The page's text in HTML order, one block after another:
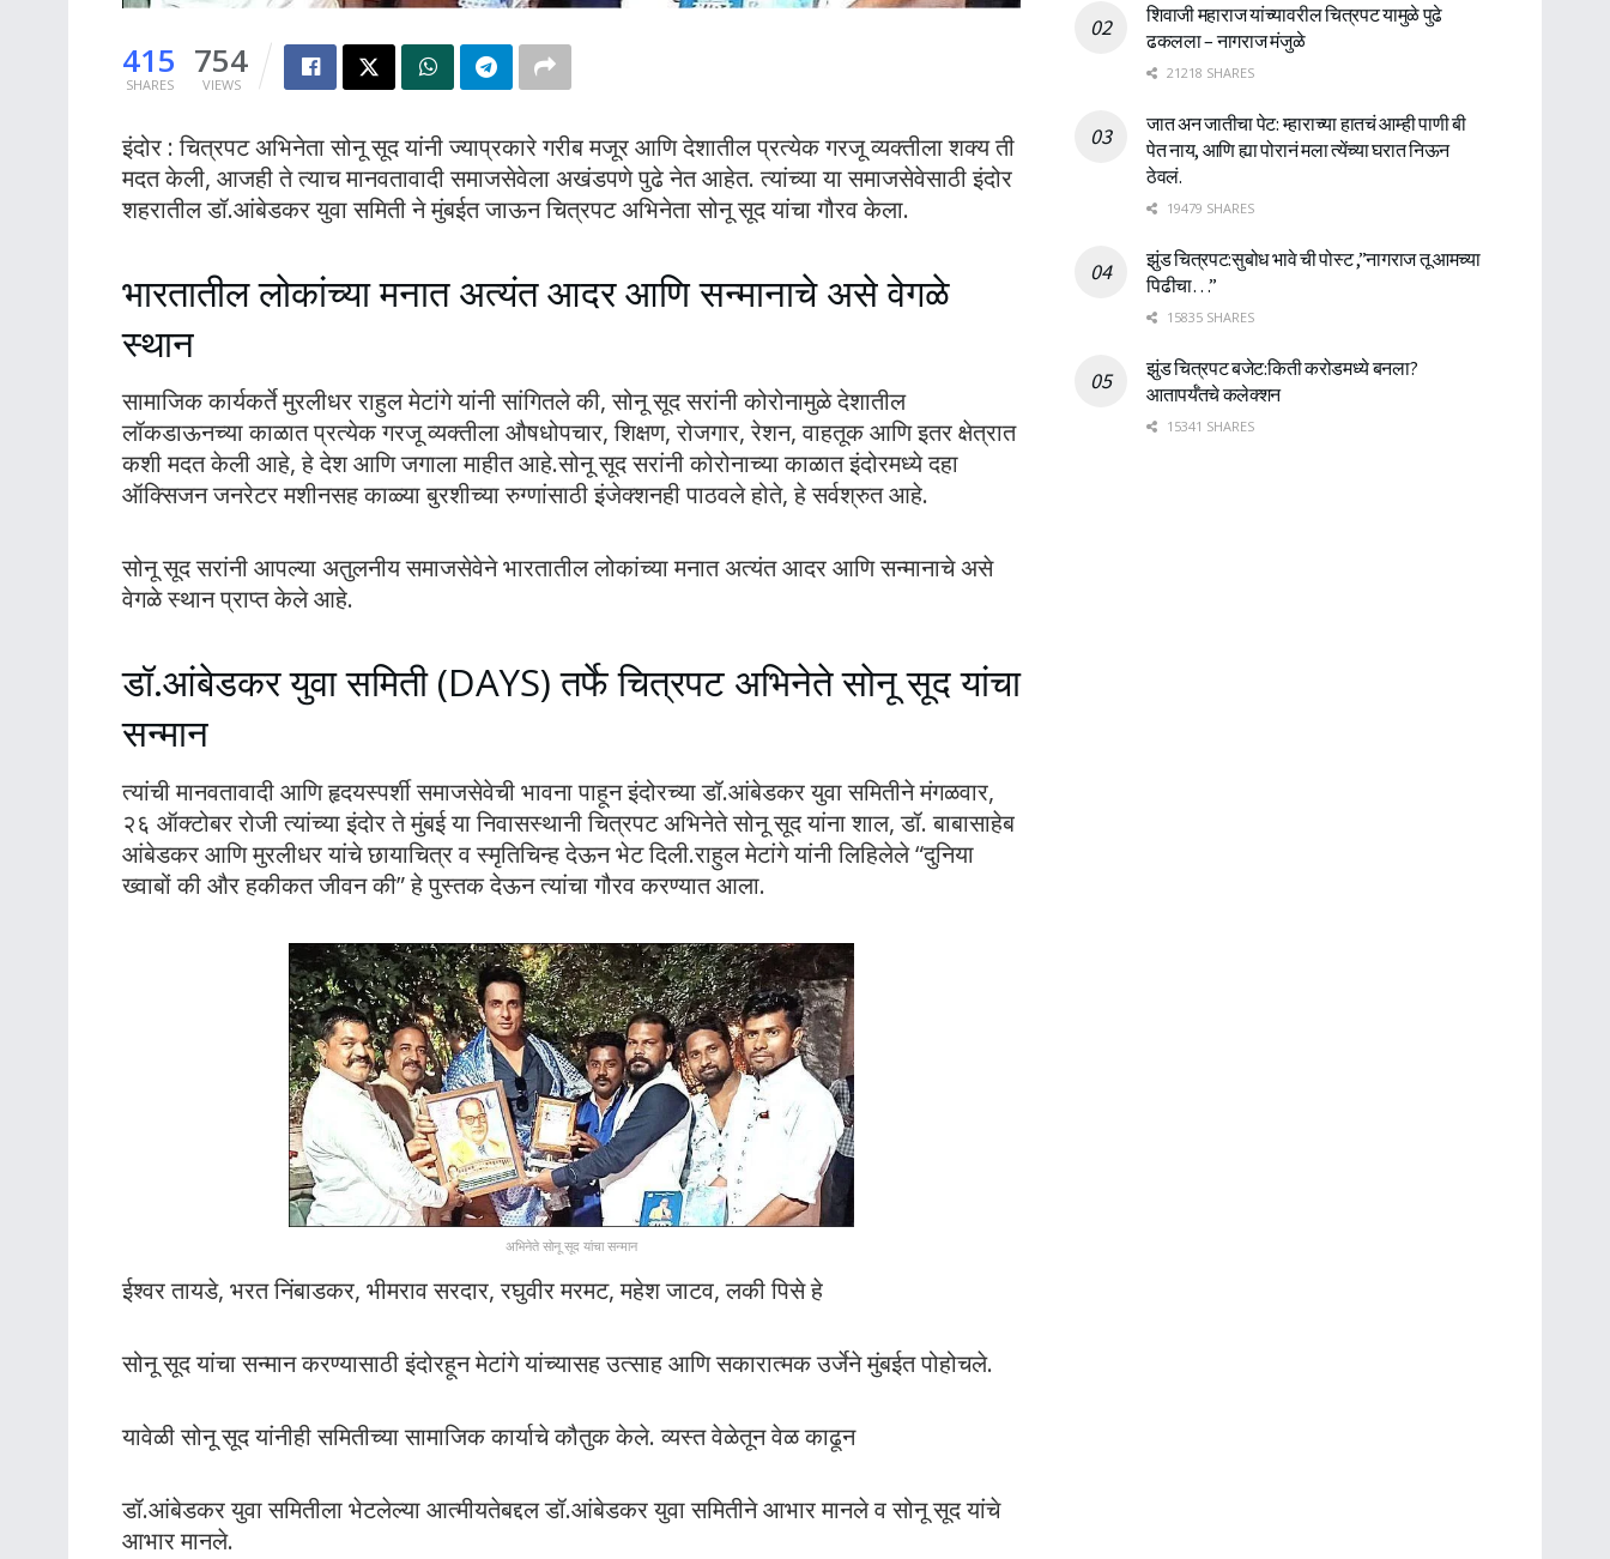
415
SHARES
754
VIEWS
इंदोर : चित्रपट अभिनेता सोनू सूद यांनी ज्याप्रकारे गरीब मजूर आणि देशातील प्रत्येक गरजू व्यक्तीला शक्य ती
मदत केली, आजही ते त्याच मानवतावादी समाजसेवेला अखंडपणे पुढे नेत आहेत. त्यांच्या या समाजसेवेसाठी इंदोर
शहरातील डॉ.आंबेडकर युवा समिती ने मुंबईत जाऊन चित्रपट अभिनेता सोनू सूद यांचा गौरव केला.
भारतातील लोकांच्या मनात अत्यंत आदर आणि सन्मानाचे असे वेगळे
स्थान
सामाजिक कार्यकर्ते मुरलीधर राहुल मेटांगे यांनी सांगितले की, सोनू सूद सरांनी कोरोनामुळे देशातील
लॉकडाऊनच्या काळात प्रत्येक गरजू व्यक्तीला औषधोपचार, शिक्षण, रोजगार, रेशन, वाहतूक आणि इतर क्षेत्रात
कशी मदत केली आहे, हे देश आणि जगाला माहीत आहे.सोनू सूद सरांनी कोरोनाच्या काळात इंदोरमध्ये दहा
ऑक्सिजन जनरेटर मशीनसह काळ्या बुरशीच्या रुग्णांसाठी इंजेक्शनही पाठवले होते, हे सर्वश्रुत आहे.
सोनू सूद सरांनी आपल्या अतुलनीय समाजसेवेने भारतातील लोकांच्या मनात अत्यंत आदर आणि सन्मानाचे असे
वेगळे स्थान प्राप्त केले आहे.
डॉ.आंबेडकर युवा समिती (DAYS) तर्फे चित्रपट अभिनेते सोनू सूद यांचा
सन्मान
त्यांची मानवतावादी आणि हृदयस्पर्शी समाजसेवेची भावना पाहून इंदोरच्या डॉ.आंबेडकर युवा समितीने मंगळवार,
२६ ऑक्टोबर रोजी त्यांच्या इंदोर ते मुंबई या निवासस्थानी चित्रपट अभिनेते सोनू सूद यांना शाल, डॉ. बाबासाहेब
आंबेडकर आणि मुरलीधर यांचे छायाचित्र व स्मृतिचिन्ह देऊन भेट दिली.राहुल मेटांगे यांनी लिहिलेले “दुनिया
ख्वाबों की और हकीकत जीवन की” हे पुस्तक देऊन त्यांचा गौरव करण्यात आला.
अभिनेते सोनू सूद यांचा सन्मान
ईश्वर तायडे, भरत निंबाडकर, भीमराव सरदार, रघुवीर मरमट, महेश जाटव, लकी पिसे हे
सोनू सूद यांचा सन्मान करण्यासाठी इंदोरहून मेटांगे यांच्यासह उत्साह आणि सकारात्मक उर्जेने मुंबईत पोहोचले.
यावेळी सोनू सूद यांनीही समितीच्या सामाजिक कार्याचे कौतुक केले. व्यस्त वेळेतून वेळ काढून
डॉ.आंबेडकर युवा समितीला भेटलेल्या आत्मीयतेबद्दल डॉ.आंबेडकर युवा समितीने आभार मानले व सोनू सूद यांचे
आभार मानले.
शिवाजी महाराज यांच्यावरील चित्रपट यामुळे पुढे
ढकलला – नागराज मंजुळे
21218 SHARES
जात अन जातीचा पेट: म्हाराच्या हातचं आम्ही पाणी बी
पेत नाय, आणि ह्या पोरानं मला त्येंच्या घरात निऊन
ठेवलं.
19479 SHARES
झुंड चित्रपट:सुबोध भावे ची पोस्ट ,”नागराज तू आमच्या
पिढीचा…”
15835 SHARES
झुंड चित्रपट बजेट:किती करोडमध्ये बनला?
आतापर्यँतचे कलेक्शन
15341 SHARES